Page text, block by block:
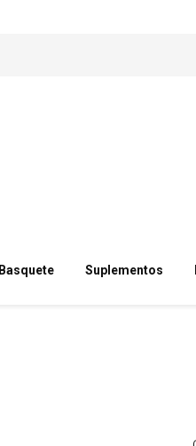
Basquete Suplementos